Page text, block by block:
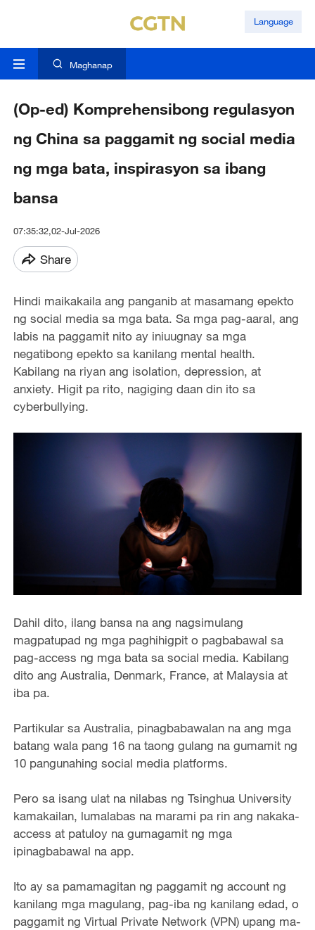
Language
Maghanap
(Op-ed) Komprehensibong regulasyon
ng China sa paggamit ng social media
ng mga bata, inspirasyon sa ibang
bansa
07:35:32,02-Jul-2026
Share
Hindi maikakaila ang panganib at masamang epekto
ng social media sa mga bata. Sa mga pag-aaral, ang
labis na paggamit nito ay iniuugnay sa mga
negatibong epekto sa kanilang mental health.
Kabilang na riyan ang isolation, depression, at
anxiety. Higit pa rito, nagiging daan din ito sa
cyberbullying.
Dahil dito, ilang bansa na ang nagsimulang
magpatupad ng mga paghihigpit o pagbabawal sa
pag-access ng mga bata sa social media. Kabilang
dito ang Australia, Denmark, France, at Malaysia at
iba pa.
Partikular sa Australia, pinagbabawalan na ang mga
batang wala pang 16 na taong gulang na gumamit ng
10 pangunahing social media platforms.
Pero sa isang ulat na nilabas ng Tsinghua University
kamakailan, lumalabas na marami pa rin ang nakaka-
access at patuloy na gumagamit ng mga
ipinagbabawal na app.
Ito ay sa pamamagitan ng paggamit ng account ng
kanilang mga magulang, pag-iba ng kanilang edad, o
paggamit ng Virtual Private Network (VPN) upang ma-